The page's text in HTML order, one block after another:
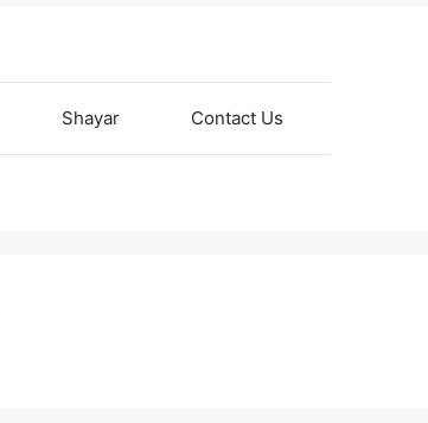
Shayar Contact Us